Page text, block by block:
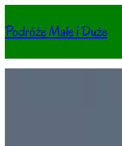
Podróże Małe i Duże